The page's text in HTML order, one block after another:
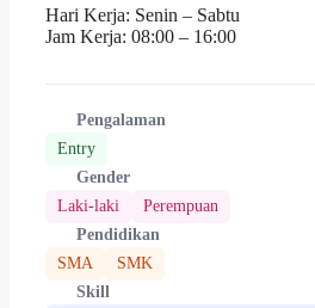
Hari Kerja: Senin – Sabtu
Jam Kerja: 08:00 – 16:00
Pengalaman
Entry
Gender
Laki-laki
Perempuan
Pendidikan
SMA
SMK
Skill